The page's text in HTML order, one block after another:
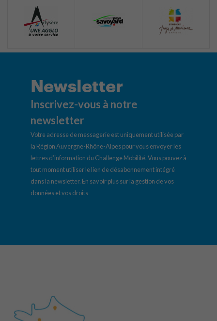
Newsletter
Inscrivez-vous à notre
newsletter
Votre adresse de messagerie est uniquement utilisée par
la Région Auvergne-Rhône-Alpes pour vous envoyer les
lettres d’information du Challenge Mobilité. Vous pouvez à
tout moment utiliser le lien de désabonnement intégré
dans la newsletter. En savoir plus sur la gestion de vos
données et vos droits